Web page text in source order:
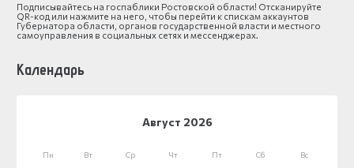
Подписывайтесь на госпаблики Ростовской области! Отсканируйте
QR-код или нажмите на него, чтобы перейти к спискам аккаунтов
Губернатора области, органов государственной власти и местного
самоуправления в социальных сетях и мессенджерах.
Календарь
Август 2026
Пн Вт Ср Чт Пт Сб Вс